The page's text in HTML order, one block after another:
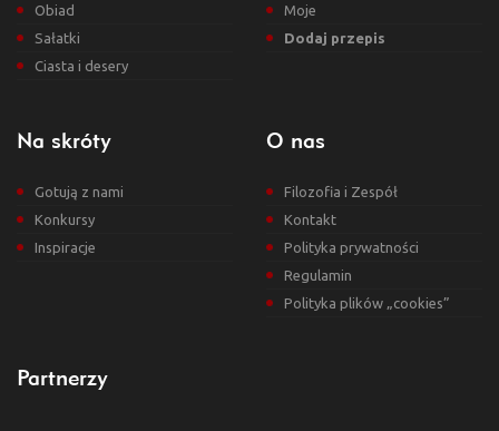
Obiad
Sałatki
Ciasta i desery
Moje
Dodaj przepis
Na skróty
Gotują z nami
Konkursy
Inspiracje
O nas
Filozofia i Zespół
Kontakt
Polityka prywatności
Regulamin
Polityka plików „cookies”
Partnerzy